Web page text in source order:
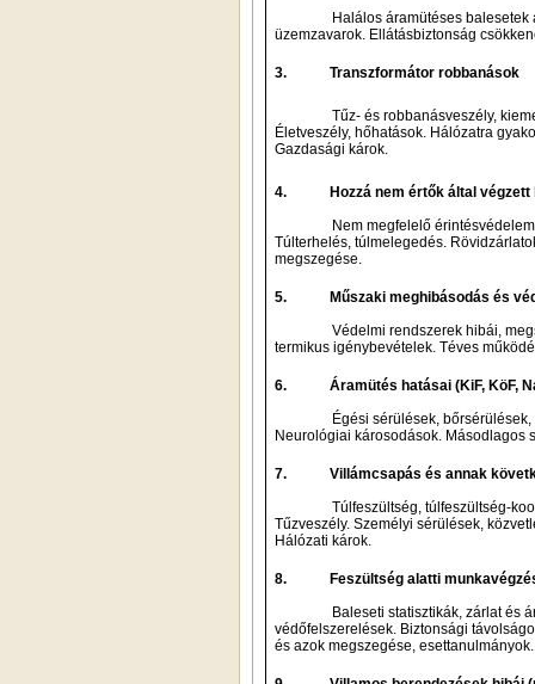
Halálos
3. Transzformátor robbanások
Tűz-
Életveszély, hőhatások.
Gazdasági károk.
4.
Nem megfelelő
megszegése.
5.
Védelmi
termikus
6.
Áramütés hatásai (KiF, KöF,
Égési sérülések,
Neurológiai
7.
Villámcsapás
Túlfeszültség,
Tűzveszély. Személyi
Hálózati károk.
8.
Baleseti statisztikák,
védőfelszerelések. Biztonsági
és azok megszegése, esettanulmányok.